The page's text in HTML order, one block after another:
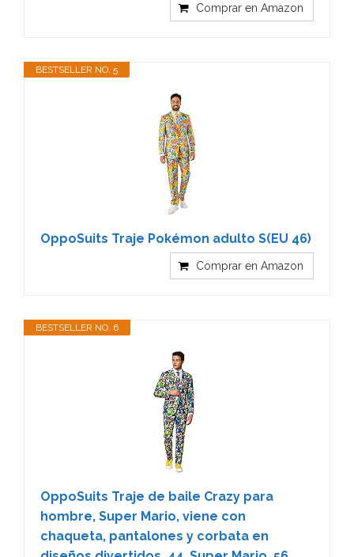
Comprar en Amazon
BESTSELLER NO. 5
OppoSuits Traje Pokémon adulto S(EU 46)
Comprar en Amazon
BESTSELLER NO. 6
OppoSuits Traje de baile Crazy para
hombre, Super Mario, viene con
chaqueta, pantalones y corbata en